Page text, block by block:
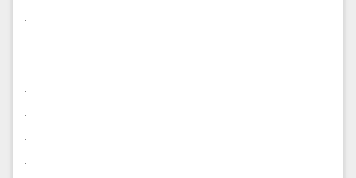
.
.
.
.
.
.
.